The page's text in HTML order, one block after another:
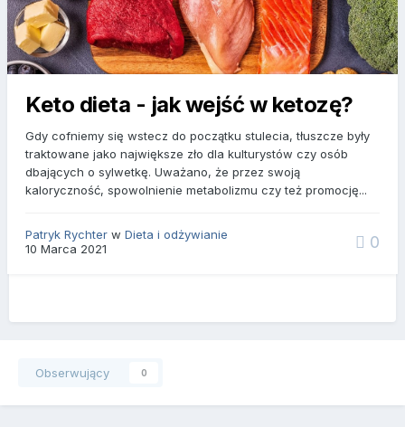
Keto dieta - jak wejść w ketozę?
Gdy cofniemy się wstecz do początku stulecia, tłuszcze były
traktowane jako największe zło dla kulturystów czy osób
dbających o sylwetkę. Uważano, że przez swoją
kaloryczność, spowolnienie metabolizmu czy też promocję...
Patryk Rychter w Dieta i odżywianie
10 Marca 2021
0
Obserwujący 0